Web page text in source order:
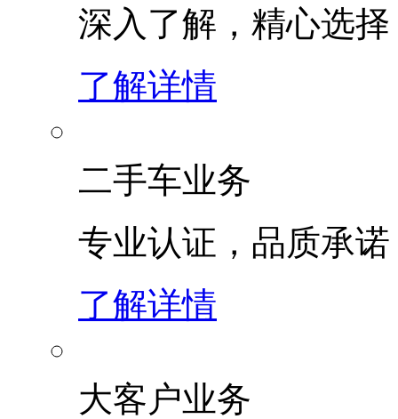
深入了解，精心选择
了解详情
二手车业务
专业认证，品质承诺
了解详情
大客户业务